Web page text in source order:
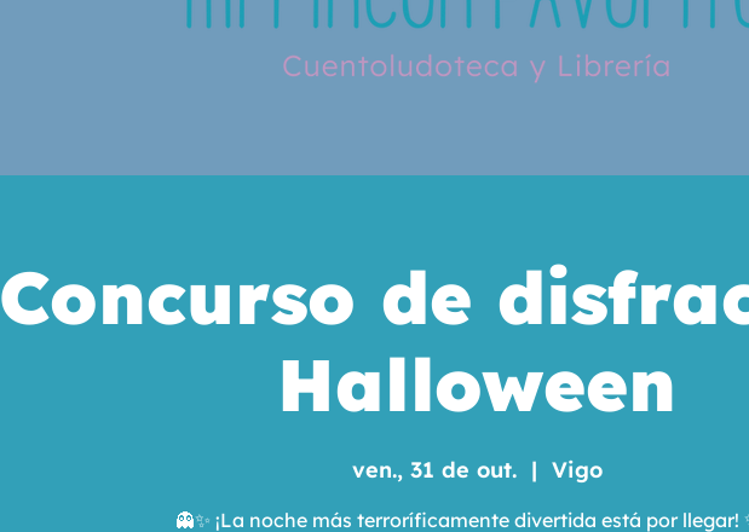
Concurso de
Halloween
ven., 31 de out.
  |
Vigo
👻✨ ¡La noche más terroríficamente divertida está por llegar!